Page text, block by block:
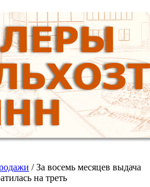
/За восемь месяцев выдача
на треть